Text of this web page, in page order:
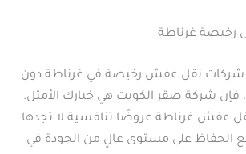
غرناطة
شركات نقل عفش رخيصة في غرناطة دون
فإن شركة صقر الكويت هي خيارك الأمثل.
عفش غرناطة عروضًا تنافسية لا تجدها
الحفاظ على مستوى عالٍ من الجودة في